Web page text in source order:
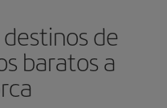
de
baratos a